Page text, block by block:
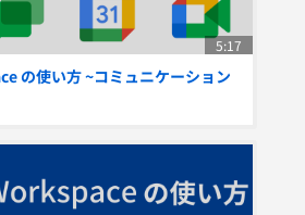
5:17
の使い方 ~コミュニケーション